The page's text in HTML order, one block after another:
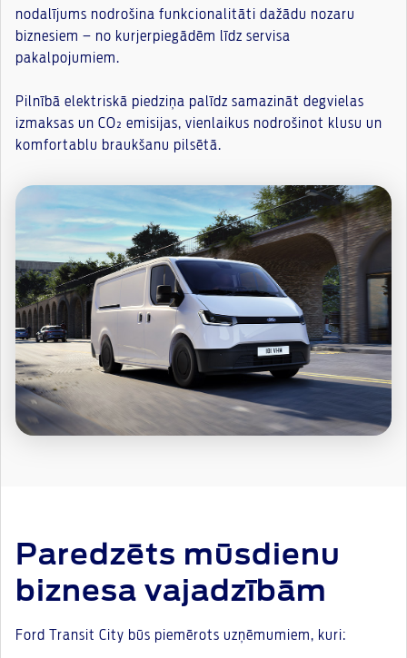
nodalījums nodrošina funkcionalitāti dažādu nozaru
biznesiem – no kurjerpiegādēm līdz servisa
pakalpojumiem.
Pilnībā elektriskā piedziņa palīdz samazināt degvielas
izmaksas un CO₂ emisijas, vienlaikus nodrošinot klusu un
komfortablu braukšanu pilsētā.
Paredzēts mūsdienu
biznesa vajadzībām
Ford Transit City būs piemērots uzņēmumiem, kuri: